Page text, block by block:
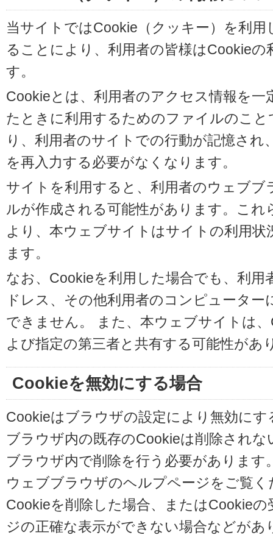
当サイトではCookie（クッキー）を利
ることにより、利用者の皆様はCookie
す。
Cookieとは、利用者のアクセス情報を
たときに利用するためのファイルのこ
り、利用者のサイトでの行動が記憶さ
を再入力する必要がなくなります。
サイトを利用すると、利用者のウェブ
ルが作成される可能性があります。こ
より、本ウェブサイトはサイトの利用
ます。
なお、Cookieを利用した場合でも、利用
ドレス、その他利用者のコンピュータ
できません。 また、本ウェブサイトは
よび指定の第三者と共有する可能性があ
Cookieを無効にする場合
Cookieはブラウザの設定により無効に
ブラウザ内の既存のCookieは削除され
ブラウザ内で削除を行う必要があります
ウェブブラウザのヘルプページをご覧く
Cookieを削除した場合、またはCookie
ジの正確な表示ができない場合などが